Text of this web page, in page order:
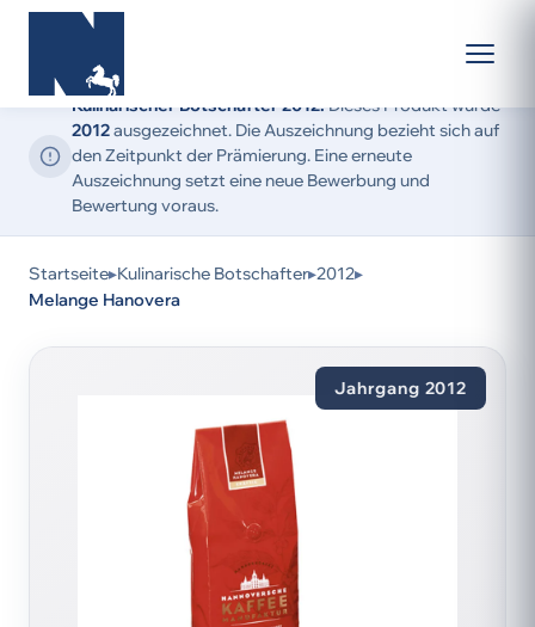
Kulinarischer Botschafter 2012:Dieses Produkt wurde
2012ausgezeichnet. Die Auszeichnung bezieht sich auf
den Zeitpunkt der Prämierung. Eine erneute
Auszeichnung setzt eine neue Bewerbung und
Bewertung voraus.
Startseite▸Kulinarische Botschafter▸2012▸
Melange Hanovera
Jahrgang 2012